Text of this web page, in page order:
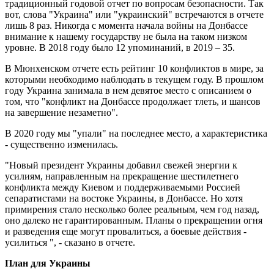
традиционный годовой отчет по вопросам безопасности. Так
вот, слова "Украина" или "украинский" встречаются в отчете
лишь 8 раз. Никогда с момента начала войны на Донбассе
внимание к нашему государству не была на таком низком
уровне. В 2018 году было 12 упоминаний, в 2019 – 35.
В Мюнхенском отчете есть рейтинг 10 конфликтов в мире, за
которыми необходимо наблюдать в текущем году. В прошлом
году Украина занимала в нем девятое место с описанием о
том, что "конфликт на Донбассе продолжает тлеть, и шансов
на завершение незаметно".
В 2020 году мы "упали" на последнее место, а характеристика
- существенно изменилась.
"Новый президент Украины добавил свежей энергии к
усилиям, направленным на прекращение шестилетнего
конфликта между Киевом и поддерживаемыми Россией
сепаратистами на востоке Украины, в Донбассе. Но хотя
примирения стало несколько более реальным, чем год назад,
оно далеко не гарантированным. Планы о прекращении огня
и разведения еще могут провалиться, а боевые действия -
усилиться ", - сказано в отчете.
План для Украины